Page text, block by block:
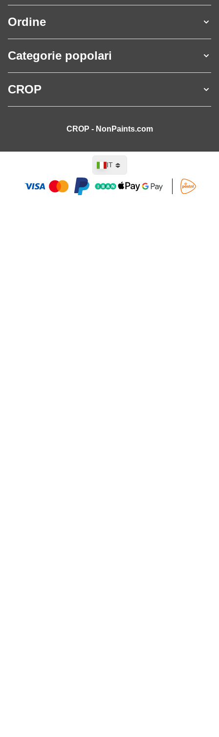
Ordine
Categorie popolari
CROP
CROP - NonPaints.com
Lingua
IT